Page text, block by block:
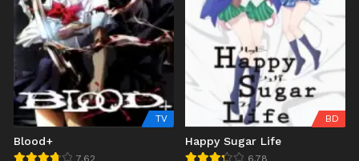
TV
Blood+
7.62
BD
Happy Sugar Life
6.78